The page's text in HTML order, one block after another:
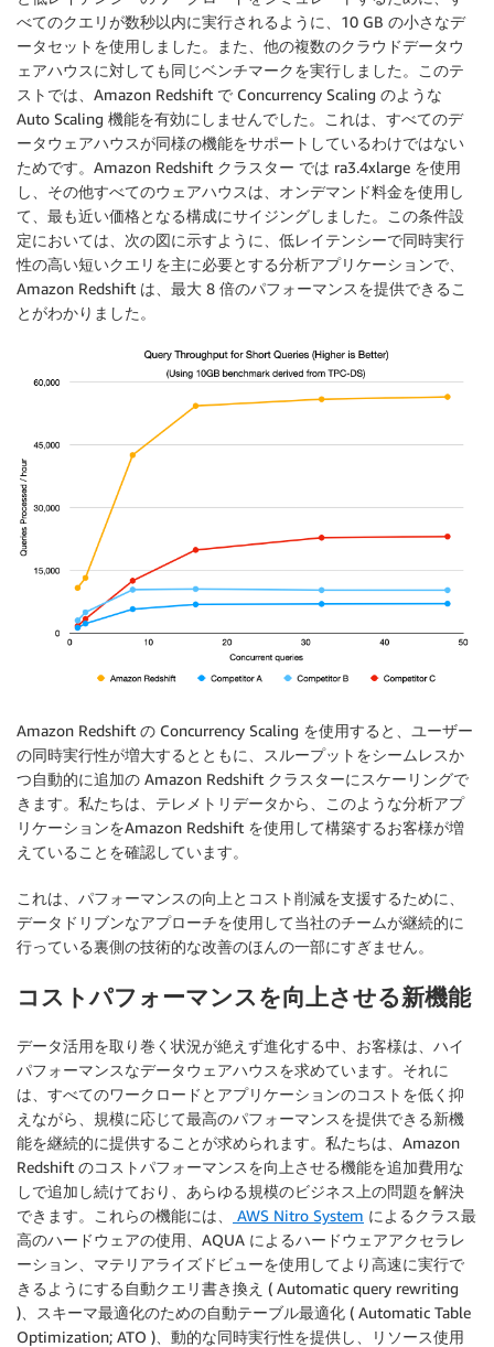
べてのクエリが数秒以内に実行されるように、10 GB の小さなデ
ータセットを使用しました。また、他の複数のクラウドデータウ
ェアハウスに対しても同じベンチマークを実行しました。このテ
ストでは、Amazon Redshift で Concurrency Scaling のような
Auto Scaling 機能を有効にしませんでした。これは、すべてのデ
ータウェアハウスが同様の機能をサポートしているわけではない
ためです。Amazon Redshift クラスター では ra3.4xlarge を使用
し、その他すべてのウェアハウスは、オンデマンド料金を使用し
て、最も近い価格となる構成にサイジングしました。この条件設
定においては、次の図に示すように、低レイテンシーで同時実行
性の高い短いクエリを主に必要とする分析アプリケーションで、
Amazon Redshift は、最大 8 倍のパフォーマンスを提供できるこ
とがわかりました。
Amazon Redshift の Concurrency Scaling を使用すると、ユーザー
の同時実行性が増大するとともに、スループットをシームレスか
つ自動的に追加の Amazon Redshift クラスターにスケーリングで
きます。私たちは、テレメトリデータから、このような分析アプ
リケーションをAmazon Redshift を使用して構築するお客様が増
えていることを確認しています。
これは、パフォーマンスの向上とコスト削減を支援するために、
データドリブンなアプローチを使用して当社のチームが継続的に
行っている裏側の技術的な改善のほんの一部にすぎません。
コストパフォーマンスを向上させる新機能
データ活用を取り巻く状況が絶えず進化する中、お客様は、ハイ
パフォーマンスなデータウェアハウスを求めています。それに
は、すべてのワークロードとアプリケーションのコストを低く抑
えながら、規模に応じて最高のパフォーマンスを提供できる新機
能を継続的に提供することが求められます。私たちは、Amazon
Redshift のコストパフォーマンスを向上させる機能を追加費用な
しで追加し続けており、あらゆる規模のビジネス上の問題を解決
できます。これらの機能には、
AWS Nitro System によるクラス最
高のハードウェアの使用、AQUA によるハードウェアアクセラレ
ーション、マテリアライズドビューを使用してより高速に実行で
きるようにする自動クエリ書き換え ( Automatic query rewriting
)、スキーマ最適化のための自動テーブル最適化 ( Automatic Table
Optimization; ATO )、動的な同時実行性を提供し、リソース使用